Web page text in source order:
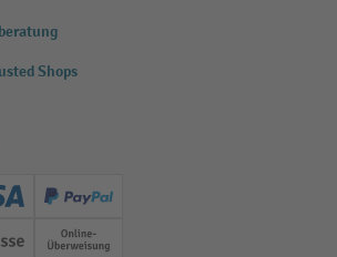
Shops
(Visa)
PayPal
Online-Überweisung